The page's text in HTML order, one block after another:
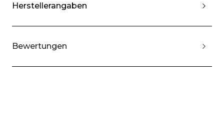
Herstellerangaben
Bewertungen